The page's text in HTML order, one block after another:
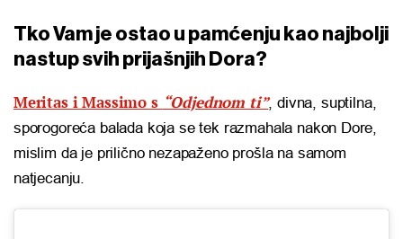
Tko Vam je ostao u pamćenju kao najbolji
nastup svih prijašnjih Dora?
Meritas i Massimo s “Odjednom ti”, divna, suptilna,
sporogoreća balada koja se tek razmahala nakon Dore,
mislim da je prilično nezapaženo prošla na samom
natjecanju.